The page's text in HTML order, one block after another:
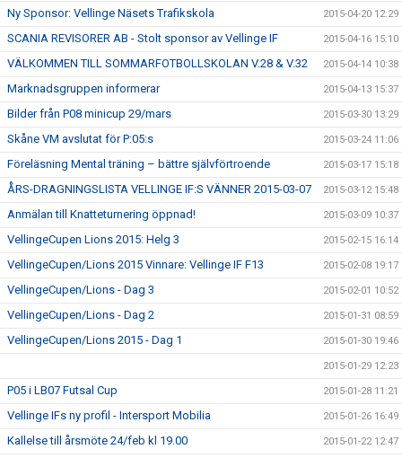
Ny Sponsor: Vellinge Näsets Trafikskola 2015-04-20 12:29
SCANIA REVISORER AB - Stolt sponsor av Vellinge IF 2015-04-16 15:10
VÄLKOMMEN TILL SOMMARFOTBOLLSKOLAN V.28 & V.32 2015-04-14 10:38
Marknadsgruppen informerar 2015-04-13 15:37
Bilder från P08 minicup 29/mars 2015-03-30 13:29
Skåne VM avslutat för P:05:s 2015-03-24 11:06
Föreläsning Mental träning – bättre självförtroende 2015-03-17 15:18
ÅRS-DRAGNINGSLISTA VELLINGE IF:S VÄNNER 2015-03-07 2015-03-12 15:48
Anmälan till Knatteturnering öppnad! 2015-03-09 10:37
VellingeCupen Lions 2015: Helg 3 2015-02-15 16:14
VellingeCupen/Lions 2015 Vinnare: Vellinge IF F13 2015-02-08 19:17
VellingeCupen/Lions - Dag 3 2015-02-01 10:52
VellingeCupen/Lions - Dag 2 2015-01-31 08:59
VellingeCupen/Lions 2015 - Dag 1 2015-01-30 19:46
2015-01-29 12:23
P05 i LB07 Futsal Cup 2015-01-28 11:21
Vellinge IFs ny profil - Intersport Mobilia 2015-01-26 16:49
Kallelse till årsmöte 24/feb kl 19.00 2015-01-22 12:47